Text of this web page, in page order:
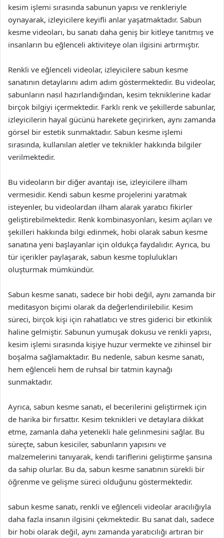
kesim işlemi sırasında sabunun yapısı ve renkleriyle
oynayarak, izleyicilere keyifli anlar yaşatmaktadır. Sabun
kesme videoları, bu sanatı daha geniş bir kitleye tanıtmış ve
insanların bu eğlenceli aktiviteye olan ilgisini artırmıştır.
Renkli ve eğlenceli videolar, izleyicilere sabun kesme
sanatının detaylarını adım adım göstermektedir. Bu videolar,
sabunların nasıl hazırlandığından, kesim tekniklerine kadar
birçok bilgiyi içermektedir. Farklı renk ve şekillerde sabunlar,
izleyicilerin hayal gücünü harekete geçirirken, aynı zamanda
görsel bir estetik sunmaktadır. Sabun kesme işlemi
sırasında, kullanılan aletler ve teknikler hakkında bilgiler
verilmektedir.
Bu videoların bir diğer avantajı ise, izleyicilere ilham
vermesidir. Kendi sabun kesme projelerini yaratmak
isteyenler, bu videolardan ilham alarak yaratıcı fikirler
geliştirebilmektedir. Renk kombinasyonları, kesim açıları ve
şekilleri hakkında bilgi edinmek, hobi olarak sabun kesme
sanatına yeni başlayanlar için oldukça faydalıdır. Ayrıca, bu
tür içerikler paylaşarak, sabun kesme toplulukları
oluşturmak mümkündür.
Sabun kesme sanatı, sadece bir hobi değil, aynı zamanda bir
meditasyon biçimi olarak da değerlendirilebilir. Kesim
süreci, birçok kişi için rahatlatıcı ve stres giderici bir etkinlik
haline gelmiştir. Sabunun yumuşak dokusu ve renkli yapısı,
kesim işlemi sırasında kişiye huzur vermekte ve zihinsel bir
boşalma sağlamaktadır. Bu nedenle, sabun kesme sanatı,
hem eğlenceli hem de ruhsal bir tatmin kaynağı
sunmaktadır.
Ayrıca, sabun kesme sanatı, el becerilerini geliştirmek için
de harika bir fırsattır. Kesim teknikleri ve detaylara dikkat
etme, zamanla daha yetenekli hale gelinmesini sağlar. Bu
süreçte, sabun kesiciler, sabunların yapısını ve
malzemelerini tanıyarak, kendi tariflerini geliştirme şansına
da sahip olurlar. Bu da, sabun kesme sanatının sürekli bir
öğrenme ve gelişme süreci olduğunu göstermektedir.
sabun kesme sanatı, renkli ve eğlenceli videolar aracılığıyla
daha fazla insanın ilgisini çekmektedir. Bu sanat dalı, sadece
bir hobi olarak değil, aynı zamanda yaratıcılığı artıran bir